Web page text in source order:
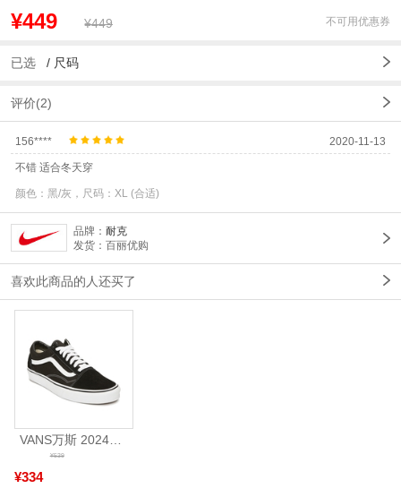
¥449 ¥449 不可用优惠券
已选 / 尺码
评价(2)
156**** 2020-11-13
不错 适合冬天穿
颜色：黑/灰，尺码：XL (合适)
品牌： 耐克
发货：百丽优购
喜欢此商品的人还买了
VANS万斯 2024年新款中性OldSkool帆布鞋/硫化鞋VN000D3HY28（延续款）
¥334
¥539